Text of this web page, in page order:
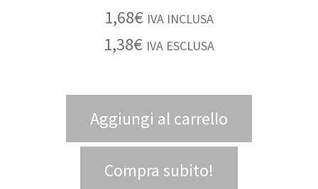
1,68€ IVA INCLUSA
1,38€ IVA ESCLUSA
Aggiungi al carrello
Compra subito!